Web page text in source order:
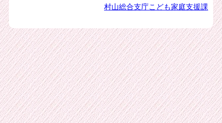
村山総合支庁こども家庭支援課